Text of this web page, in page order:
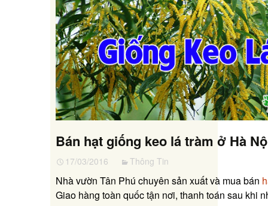
Bán hạt giống keo lá tràm ở Hà
17/03/2016 Thông Tin
Nhà vườn Tân Phú chuyên sản xuất và mua bán
Giao hàng toàn quốc tận nơi, thanh toán sau khi